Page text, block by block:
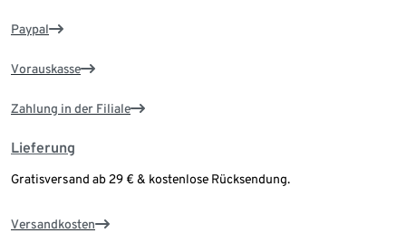
Paypal
Vorauskasse
Zahlung in der Filiale
Lieferung
Gratisversand ab 29 € & kostenlose Rücksendung.
Versandkosten